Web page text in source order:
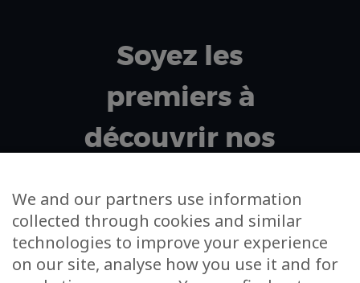
Soyez les
premiers à
découvrir nos
Votre adresse email
We and our partners use information
collected through cookies and similar
technologies to improve your experience
on our site, analyse how you use it and for